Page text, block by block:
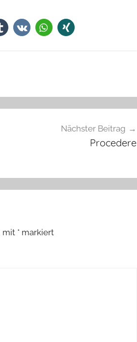
Nächster Beitrag
Procedere
mit * markiert